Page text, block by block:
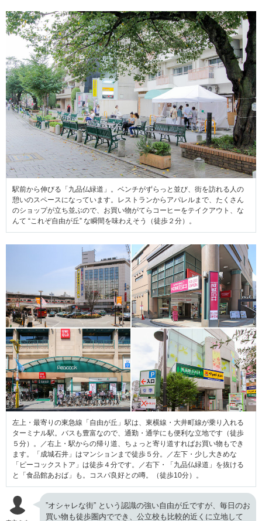
駅前から伸びる「九品仏緑道」。ベンチがずらっと並び、街を訪れる人の
憩いのスペースになっています。レストランからアパレルまで、たくさん
のショップが立ち並ぶので、お買い物がてらコーヒーをテイクアウト、な
んて “これぞ自由が丘” な瞬間を味わえそう（徒歩２分）。
左上・最寄りの東急線「自由が丘」駅は、東横線・大井町線が乗り入れる
ターミナル駅。バスも豊富なので、通勤・通学にも便利な立地です（徒歩
５分）。／右上・駅からの帰り道、ちょっと寄り道すればお買い物もでき
ます。「成城石井」はマンションまで徒歩５分。／左下・少し大きめな
「ピーコックストア」は徒歩４分です。／右下・「九品仏緑道」を抜ける
と「食品館あおば」も。コスパ良好との噂。（徒歩10分）。
”オシャレな街” という認識の強い自由が丘ですが、毎日のお
買い物も徒歩圏内ででき、公立校も比較的近くに立地して